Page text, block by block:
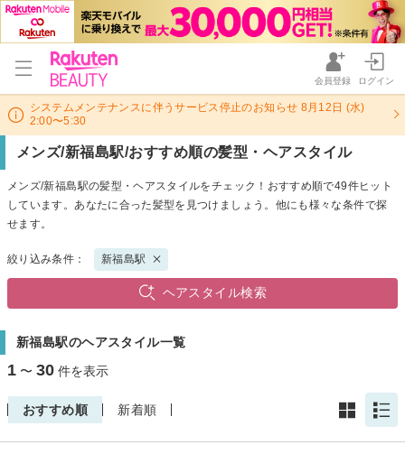
会員登録 ログイン
システムメンテナンスに伴うサービス停止のお知らせ 8月12日 (水)
2:00〜5:30
メンズ/新福島駅/おすすめ順の髪型・ヘアスタイル
メンズ/新福島駅の髪型・ヘアスタイルをチェック！おすすめ順で49件ヒット
しています。あなたに合った髪型を見つけましょう。他にも様々な条件で探
せます。
絞り込み条件： 新福島駅
ヘアスタイル検索
新福島駅のヘアスタイル一覧
1 〜 30 件を表示
おすすめ順 新着順